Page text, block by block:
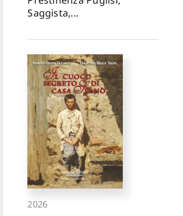
Saggista,...
2026